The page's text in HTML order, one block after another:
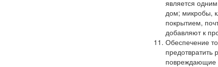
является
дом; микробы,
покрытием,
добавляют к
Обеспечение
предотвратить
повреждающие